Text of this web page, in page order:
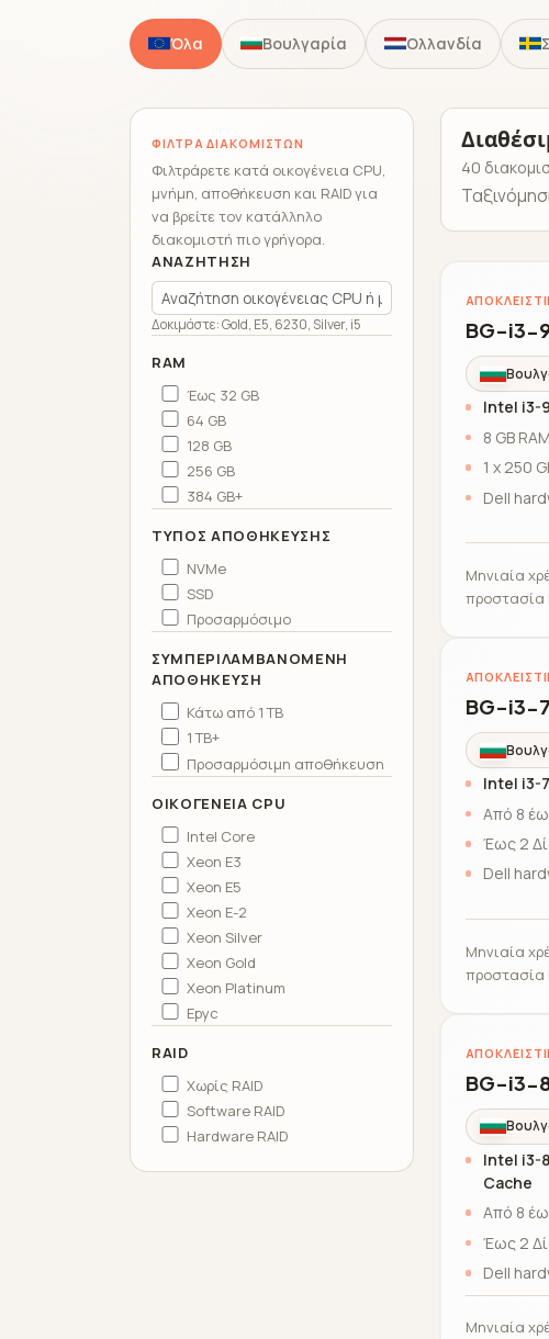
Όλα Βουλγαρία Ολλανδία
ΦΊΛΤΡΑ ΔΙΑΚΟΜΙΣΤΏΝ
Φιλτράρετε κατά οικογένεια CPU,
μνήμη, αποθήκευση και RAID για
να βρείτε τον κατάλληλο
διακομιστή πιο γρήγορα.
ΑΝΑΖΉΤΗΣΗ
Δοκιμάστε: Gold, E5, 6230, Silver, i5
RAM
Έως 32 GB
64 GB
128 GB
256 GB
384 GB+
ΤΎΠΟΣ ΑΠΟΘΉΚΕΥΣΗΣ
NVMe
SSD
Προσαρμόσιμο
ΣΥΜΠΕΡΙΛΑΜΒΑΝΌΜΕΝΗ
ΑΠΟΘΉΚΕΥΣΗ
Κάτω από 1 TB
1 TB+
Προσαρμόσιμη αποθήκευση
ΟΙΚΟΓΈΝΕΙΑ CPU
Intel Core
Xeon E3
Xeon E5
Xeon E-2
Xeon Silver
Xeon Gold
Xeon Platinum
Epyc
RAID
Χωρίς RAID
Software RAID
Hardware RAID
40
BG-i3-
Intel i3-
8 GB RAM
1 x 250
Dell
Μηνιαία
προστασία
BG-i3-
Intel i3-
Από 8
Έως 2
Dell
Μηνιαία
προστασία
BG-i3-
Intel i3-
Cache
Από 8
Έως 2
Dell
Μηνιαία